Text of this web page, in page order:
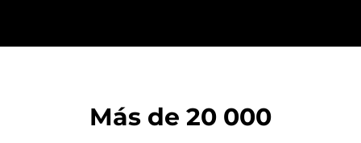
Más de 20 000